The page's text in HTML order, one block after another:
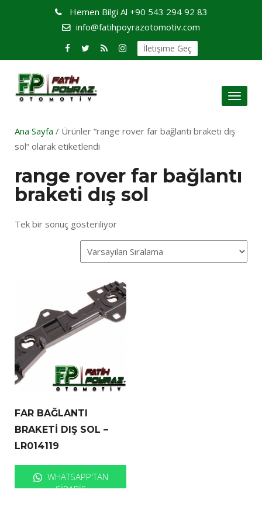
Hemen Bilgi Al +90 543 294 92 83
info@fatihpoyrazotomotiv.com
İletişime Geç
Toggle
Ana Sayfa / Ürünler “range rover far bağlantı braketi dış
sol” olarak etiketlendi
range rover far bağlantı
braketi dış sol
Tek bir sonuç gösteriliyor
FAR BAĞLANTI
BRAKETİ DIŞ SOL –
LR014119
WHATSAPP'TAN
SIPARIŞ